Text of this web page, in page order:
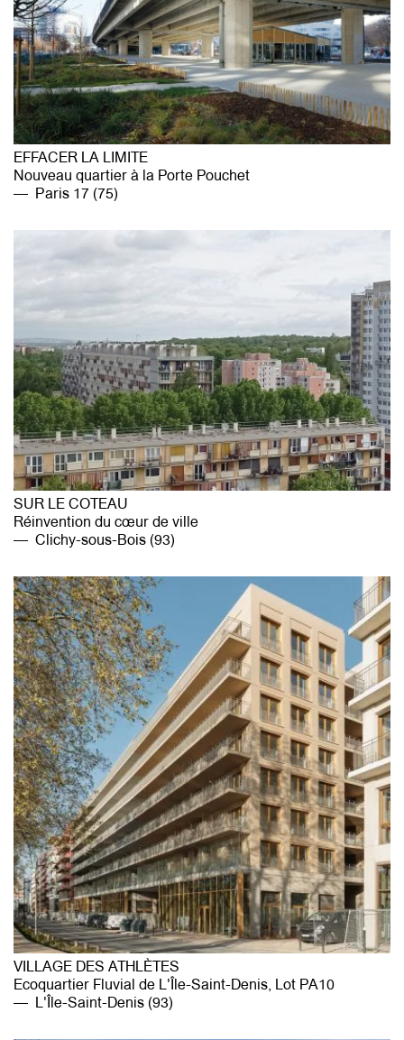
EFFACER LA LIMITE
Nouveau quartier à la Porte Pouchet
Paris 17 (75)
SUR LE COTEAU
Réinvention du cœur de ville
Clichy-sous-Bois (93)
VILLAGE DES ATHLÈTES
Ecoquartier Fluvial de L'Île-Saint-Denis, Lot PA10
L'Île-Saint-Denis (93)